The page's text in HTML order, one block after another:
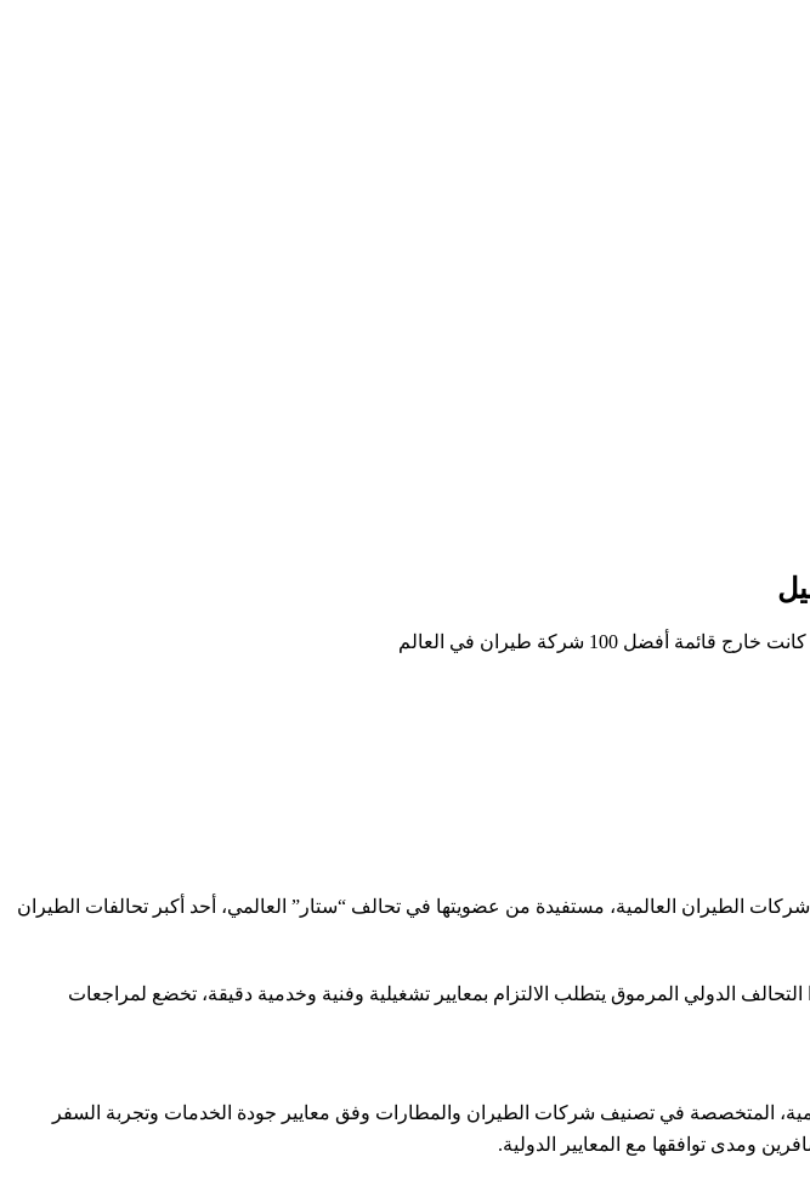
100 شركة طيران في العالم
الطيران العالمية، مستفيدة من عضويتها في تحالف “ستار” العالمي، أحد أكبر تحالفات الطيران
الدولي المرموق يتطلب الالتزام بمعايير تشغيلية وفنية وخدمية دقيقة، تخضع لمراجعات
المتخصصة في تصنيف شركات الطيران والمطارات وفق معايير جودة الخدمات وتجربة السفر
ومدى توافقها مع المعايير الدولية.